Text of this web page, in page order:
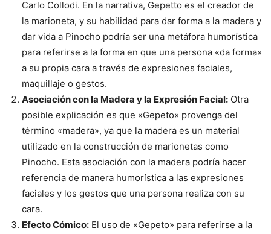
Carlo Collodi. En la narrativa, Gepetto es el creador de
la marioneta, y su habilidad para dar forma a la madera y
dar vida a Pinocho podría ser una metáfora humorística
para referirse a la forma en que una persona «da forma»
a su propia cara a través de expresiones faciales,
maquillaje o gestos.
Asociación con la Madera y la Expresión Facial: Otra
posible explicación es que «Gepeto» provenga del
término «madera», ya que la madera es un material
utilizado en la construcción de marionetas como
Pinocho. Esta asociación con la madera podría hacer
referencia de manera humorística a las expresiones
faciales y los gestos que una persona realiza con su
cara.
Efecto Cómico: El uso de «Gepeto» para referirse a la